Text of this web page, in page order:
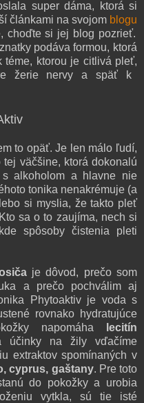
super dáma, ktorá si
článkami na svojom blogu
choďte si jej blog pozrieť.
podávaformou, ktorá
téme, ktorou je citlivá pleť,
žerie nervy a späť k
v
to opäť.Je len málo ľudí,
väčšine, ktorá dokonalú
s alkoholom a hlavne nie
hoto tonika nenakrémuje (a
si myslia, že takto pleť
Ktosa oto zaujíma, nech si
spôsoby čistenia pleti
je dôvod, prečo som
ka a prečo pochválimaj
Phytoaktiv je voda s
rovnako hydratujúce
napomáha
lecitín
účinky na žily vďačíme
u extraktov spomínaných v
cyprus, gaštany. Pre toto
do pokožky a urobia
vytkla, sú tie isté